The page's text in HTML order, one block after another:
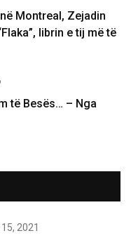
Montreal, Zejadin
librin e tij më të
të Besës… – Nga
2021